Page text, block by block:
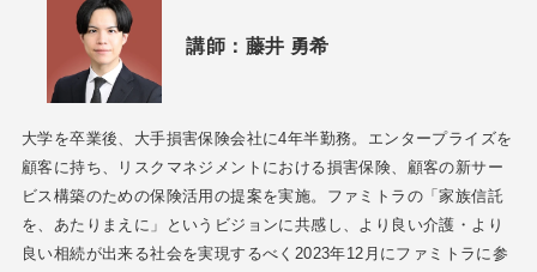
講師： 藤井 勇希
大学を卒業後、大手損害保険会社に4年半勤務。エンタープライズを
顧客に持ち、リスクマネジメントにおける損害保険、顧客の新サー
ビス構築のための保険活用の提案を実施。ファミトラの「家族信託
を、あたりまえに」というビジョンに共感し、より良い介護・より
良い相続が出来る社会を実現するべく2023年12月にファミトラに参